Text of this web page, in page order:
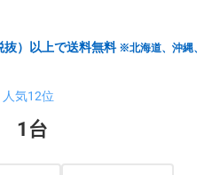
）以上で送料無料 ※北海道、沖縄、
気12位
1台